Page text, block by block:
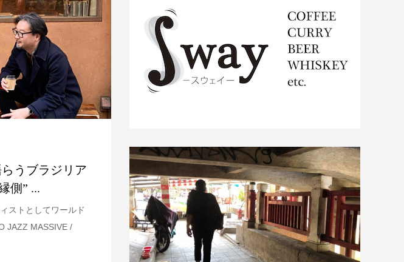
山下達郎「JOY」と 鳴海寛のギ
「沖野好洋氏と語らうブラジリ
アンミュージック ...
祈りと音楽『ご奉納演奏』① Summer of Soul (…Or,...
らうブラジリア
側” ...
ストとしてワールド
JAZZ MASSIVE /